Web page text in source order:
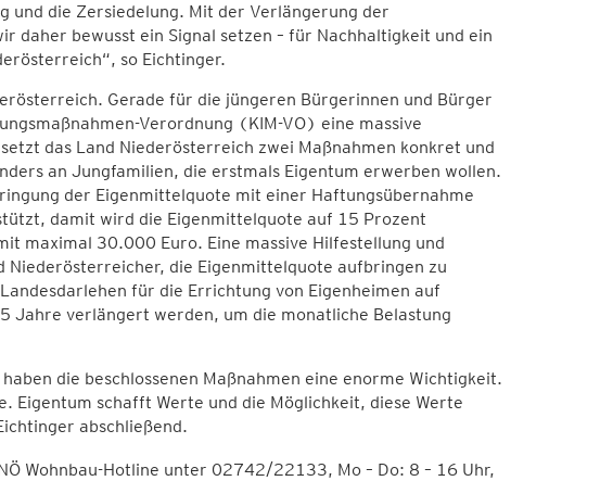
und die Zersiedelung. Mit der Verlängerung der
daher bewusst ein Signal setzen – für Nachhaltigkeit und ein
so Eichtinger.
Gerade für die jüngeren Bürgerinnen und Bürger
Verordnung (KIM-VO) eine massive
das Land Niederösterreich zwei Maßnahmen konkret und
an Jungfamilien, die erstmals Eigentum erwerben wollen.
der Eigenmittelquote mit einer Haftungsübernahme
damit wird die Eigenmittelquote auf 15 Prozent
maximal 30.000 Euro. Eine massive Hilfestellung und
die Eigenmittelquote aufbringen zu
für die Errichtung von Eigenheimen auf
Jahre verlängert werden, um die monatliche Belastung
die beschlossenen Maßnahmen eine enorme Wichtigkeit.
Eigentum schafft Werte und die Möglichkeit, diese Werte
abschließend.
Wohnbau-Hotline unter 02742/22133, Mo – Do: 8 – 16 Uhr,